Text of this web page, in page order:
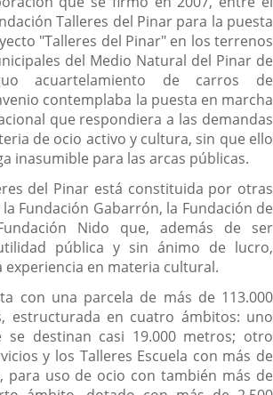
Talleres del Pinar para la puesta
"Talleres del Pinar" en los terrenos
del Medio Natural del Pinar de
acuartelamiento de carros de
contemplaba la puesta en marcha
que respondiera a las demandas
de ocio activo y cultura, sin que ello
inasumible para las arcas públicas.
del Pinar está constituida por otras
Fundación Gabarrón, la Fundación de
Nido que, además de ser
pública y sin ánimo de lucro,
experiencia en materia cultural.
con una parcela de más de 113.000
estructurada en cuatro ámbitos: uno
se destinan casi 19.000 metros; otro
y los Talleres Escuela con más de
para uso de ocio con también más de